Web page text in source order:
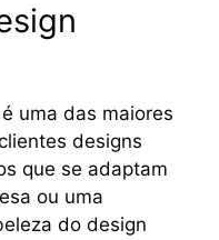
uma das maiores
designs
que se adaptam
ou uma
do design